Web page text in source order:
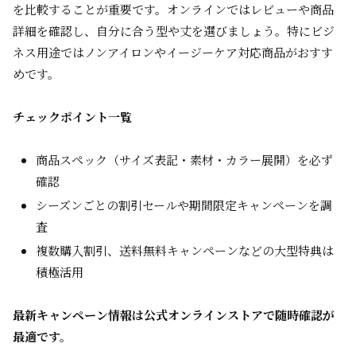
を比較することが重要です。オンラインではレビューや商品
詳細を確認し、自分に合う型や丈を選びましょう。特にビジ
ネス用途ではノンアイロンやイージーケア対応商品がおすす
めです。
チェックポイント一覧
商品スペック（サイズ表記・素材・カラー展開）を必ず
確認
シーズンごとの割引セールや期間限定キャンペーンを調
査
複数購入割引、送料無料キャンペーンなどの大型特典は
積極活用
最新キャンペーン情報は公式オンラインストアで随時確認が
最適です。